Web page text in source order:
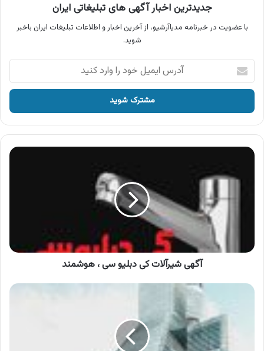
جدیدترین اخبار آگهی های تبلیغاتی ایران
با عضویت در خبرنامه مدیاآرشیو، از آخرین اخبار و اطلاعات تبلیغات ایران باخبر
شوید.
آدرس
ایمیل
خود
وارد
کنید
آگهی
آگهی شیرآلات کی دبلیو سی ، هوشمند
آگهی